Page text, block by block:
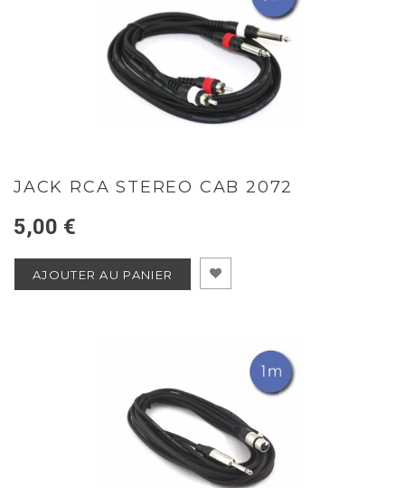
JACK RCA STEREO CAB 2072
5,00 €
AJOUTER AU PANIER